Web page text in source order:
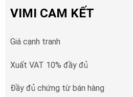
VIMI CAM KẾT
Giá cạnh tranh
Xuất VAT 10% đầy đủ
Đầy đủ chứng từ bán hàng